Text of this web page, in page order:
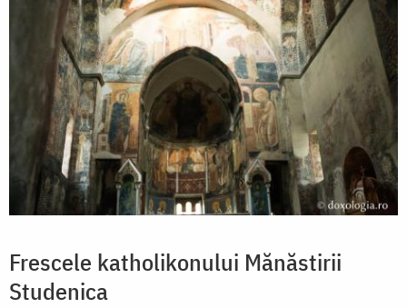
Frescele katholikonului Mănăstirii
Studenica